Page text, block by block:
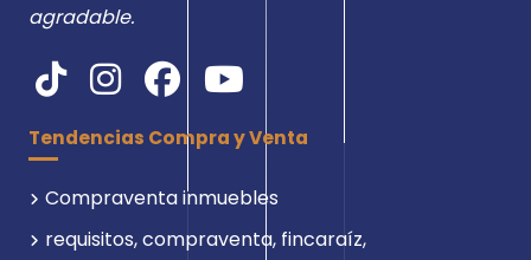
agradable.
Tendencias Compra y Venta
Compraventa inmuebles
requisitos, compraventa, fincaraíz,